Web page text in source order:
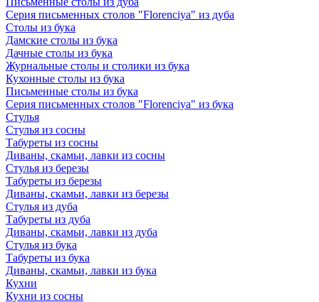
Серия письменных столов "Florenciya" из дуба
Столы из бука
Дамские столы из бука
Дачные столы из бука
Журнальные столы и столики из бука
Кухонные столы из бука
Письменные столы из бука
Серия письменных столов "Florenciya" из бука
Стулья
Стулья из сосны
Табуреты из сосны
Диваны, скамьи, лавки из сосны
Стулья из березы
Табуреты из березы
Диваны, скамьи, лавки из березы
Стулья из дуба
Табуреты из дуба
Диваны, скамьи, лавки из дуба
Стулья из бука
Табуреты из бука
Диваны, скамьи, лавки из бука
Кухни
Кухни из сосны